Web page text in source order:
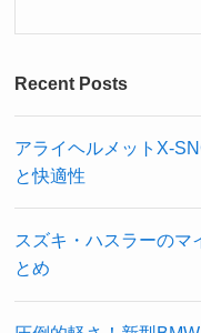
Recent Posts
アライヘルメットX-
と快適性
スズキ・ハスラーのマ
とめ